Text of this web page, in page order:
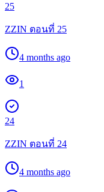
25
ZZIN ตอนที่ 25
4 months ago
1
24
ZZIN ตอนที่ 24
4 months ago